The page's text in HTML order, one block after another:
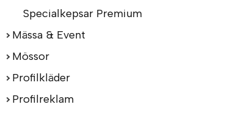
Specialkepsar Premium
Mässa & Event
Mössor
Profilkläder
Profilreklam